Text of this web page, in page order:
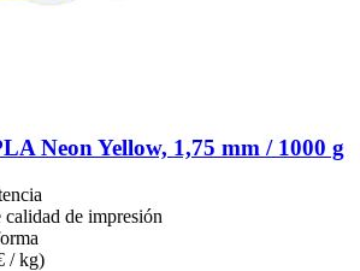
Neon Yellow, 1,75 mm / 1000 g
calidad de impresión
/ kg)